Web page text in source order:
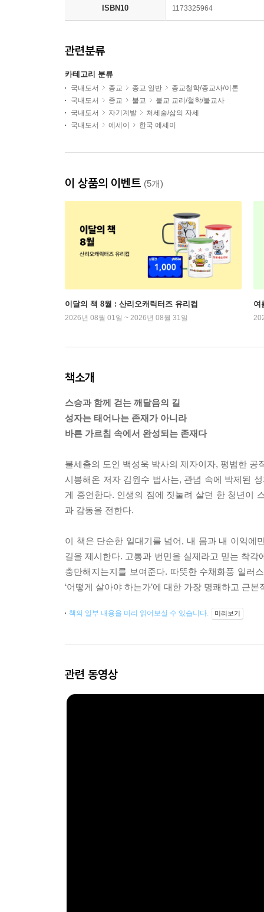
ISBN10 1173325964
관련분류
카테고리 분류
국내도서 종교 종교 일반
종교철학/종교사/이론
국내도서
종교 불교
불교 교리/철학/불교사
국내도서
자기계발
처세술/삶의 자세
국내도서
에세이 한국 에세이
이 상품의 이벤트 (5개)
이달의 책 8월 : 산리오캐릭터즈 유리컵
2026년 08월 01일 ~ 2026년 08월 31일
여
책소개
스승과 함께 걷는 깨달음의 길
성자는 태어나는 존재가 아니라
바른 가르침 속에서 완성되는 존재다
불세출의 도인 백성욱 박사의 제자이자, 평범한
시봉해온 저자 김원수 법사는, 관념 속에 박제된
게 증언한다. 인생의 짐에 짓눌려 살던 한 청년이
과 감동을 전한다.
이 책은 단순한 일대기를 넘어, 내 몸과 내 이익에
길을 제시한다. 고통과 번민을 실제라고 믿는 착각
충만해지는지를 보여준다. 따뜻한 수채화풍 일러
‘어떻게 살아야 하는가’에 대한 가장 명쾌하고 근
책의 일부 내용을 미리 읽어보실 수 있습니다. 미리보기
관련 동영상